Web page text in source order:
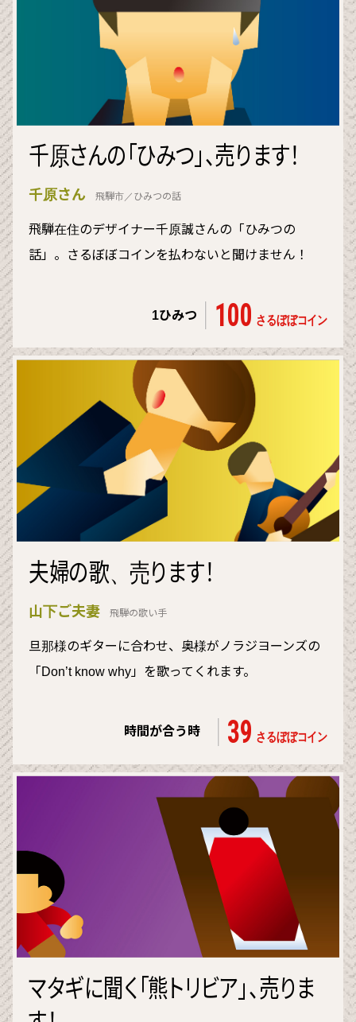
千原さんの「ひみつ」、売ります！
千原さん 飛騨市／ひみつの話
飛騨在住のデザイナー千原誠さんの「ひみつの
話」。さるぼぼコインを払わないと聞けません！
1ひみつ 100 さるぼぼコイン
夫婦の歌、売ります！
山下ご夫妻 飛騨の歌い手
旦那様のギターに合わせ、奥様がノラジヨーンズの
「Don’t know why」を歌ってくれます。
時間が合う時 39 さるぼぼコイン
マタギに聞く「熊トリビア」、売りま